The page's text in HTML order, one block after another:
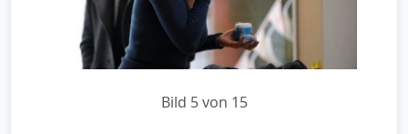
Bild 5 von 15